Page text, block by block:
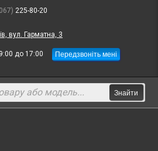
225-80-20
вул. Гарматна, 3
до 17:00 Передзвоніть мені
Знайти